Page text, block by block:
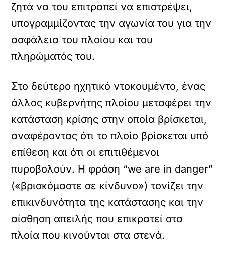
ζητά να του επιτραπεί να επιστρέψει,
υπογραμμίζοντας την αγωνία του για την
ασφάλεια του πλοίου και του
πληρώματός του.
Στο δεύτερο ηχητικό ντοκουμέντο, ένας
άλλος κυβερνήτης πλοίου μεταφέρει την
κατάσταση κρίσης στην οποία βρίσκεται,
αναφέροντας ότι το πλοίο βρίσκεται υπό
επίθεση και ότι οι επιτιθέμενοι
πυροβολούν. Η φράση “we are in danger”
(«βρισκόμαστε σε κίνδυνο») τονίζει την
επικινδυνότητα της κατάστασης και την
αίσθηση απειλής που επικρατεί στα
πλοία που κινούνται στα στενά.